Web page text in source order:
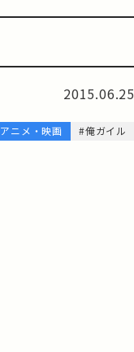
2015.06.25
アニメ・映画 #俺ガイル